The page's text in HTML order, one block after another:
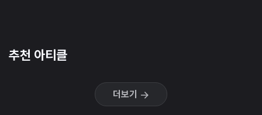
추천 아티클
더보기